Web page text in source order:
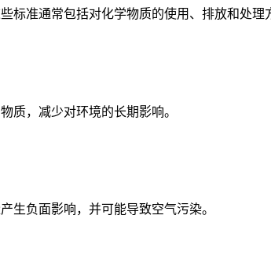
准通常包括对化学物质的使用、排放和处理
，减少对环境的长期影响。
负面影响，并可能导致空气污染。